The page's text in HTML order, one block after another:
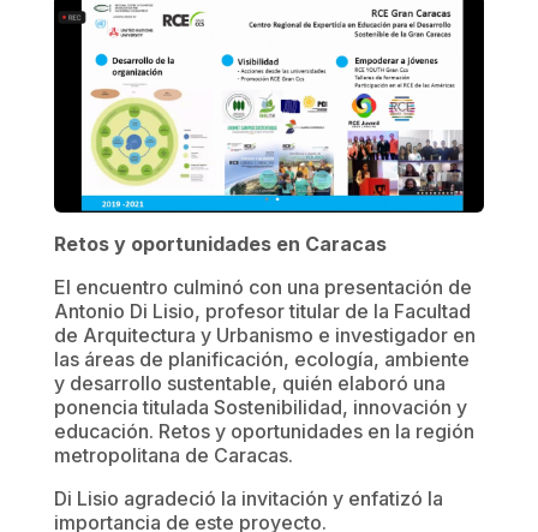
Retos y oportunidades en Caracas
El encuentro culminó con una presentación de
Antonio Di Lisio, profesor titular de la Facultad
de Arquitectura y Urbanismo e investigador en
las áreas de planificación, ecología, ambiente
y desarrollo sustentable, quién elaboró una
ponencia titulada Sostenibilidad, innovación y
educación. Retos y oportunidades en la región
metropolitana de Caracas.
Di Lisio agradeció la invitación y enfatizó la
importancia de este proyecto.